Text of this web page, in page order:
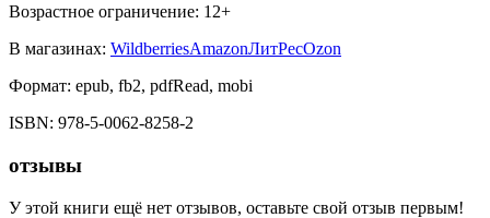
Возрастное ограничение: 12+
В магазинах: WildberriesAmazonЛитРесOzon
Формат: epub, fb2, pdfRead, mobi
ISBN: 978-5-0062-8258-2
отзывы
У этой книги ещё нет отзывов, оставьте свой отзыв первым!